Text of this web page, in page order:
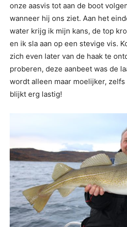
onze aasvis tot aan de boot
wanneer hij ons ziet. Aan het
water krijg ik mijn kans, de top
en ik sla aan op een stevige vis.
zich even later van de haak te
proberen, deze aanbeet was de
wordt alleen maar moelijker,
blijkt erg lastig!